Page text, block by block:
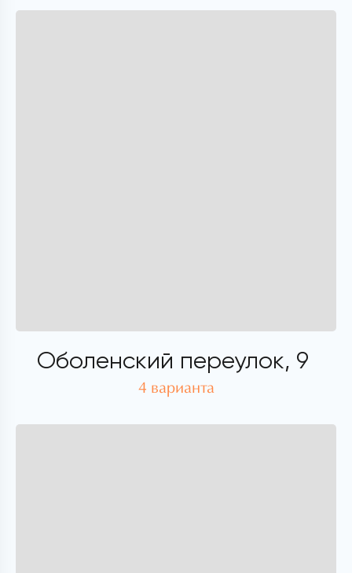
Оболенский переулок, 9
4 варианта